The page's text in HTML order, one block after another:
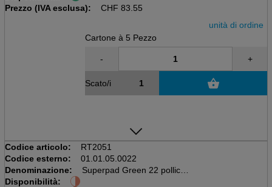
Prezzo (IVA esclusa):
CHF 83.55
unità di ordine
Cartone à 5 Pezzo
- +
Scato/i
Codice articolo:
RT2051
Codice esterno:
01.01.05.0022
Denominazione:
Superpad Green 22 pollici
Disponibilità: